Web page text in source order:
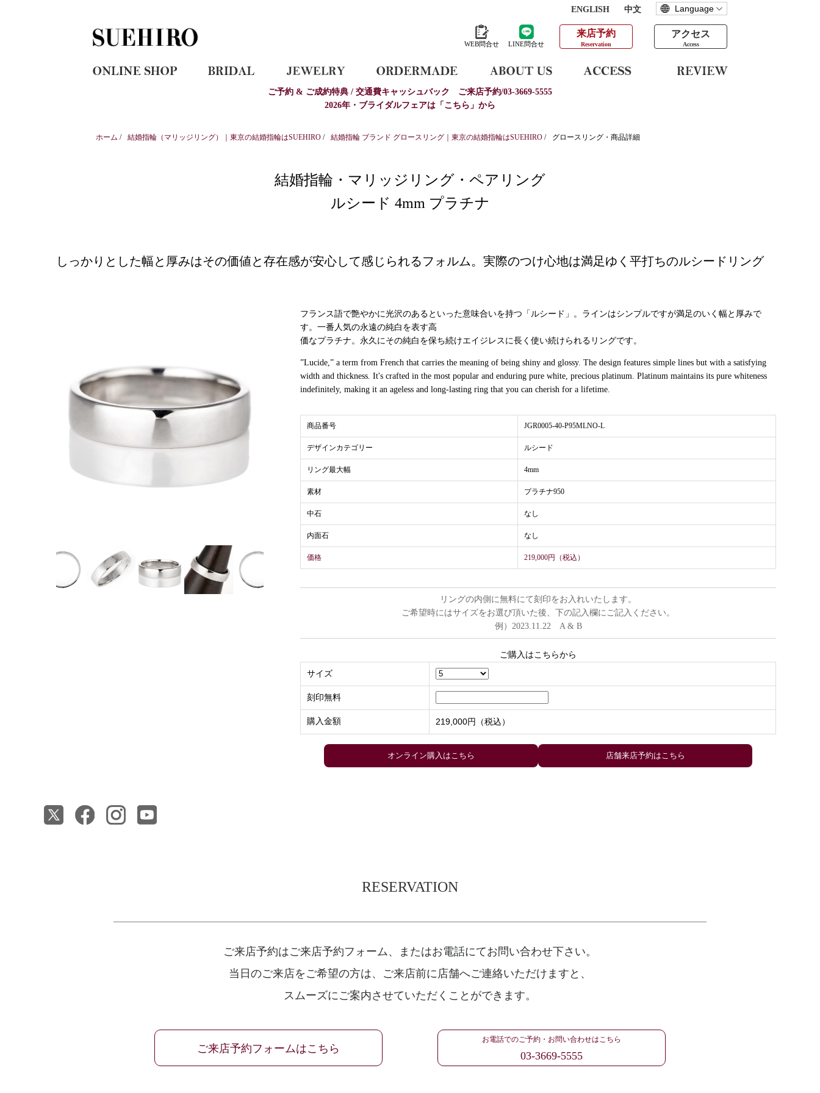
ENGLISH 中文
WEB問合せ LINE問合せ
来店予約
Reservation
アクセス
Access
ご予約 & ご成約特典 / 交通費キャッシュバック
ご来店予約/03-3669-5555
2026年・ブライダルフェアは「こちら」から
ホーム / 結婚指輪（マリッジリング）｜東京の結婚指輪はSUEHIRO / 結婚指輪 ブランド グロースリング｜東京の結婚指輪はSUEHIRO / グロースリング・商品詳細
結婚指輪・マリッジリング・ペアリング
ルシード 4mm プラチナ
しっかりとした幅と厚みはその価値と存在感が安心して感じられるフォルム。実際のつけ心地は満足ゆく平打ちのルシードリング
フランス語で艶やかに光沢のあるといった意味合いを持つ「ルシード」。ラインはシンプルですが満足のいく幅と厚みで
す。一番人気の永遠の純白を表す高
価なプラチナ。永久にその純白を保ち続けエイジレスに長く使い続けられるリングです。
”Lucide,” a term from French that carries the meaning of being shiny and glossy. The design features simple lines but with a satisfying
width and thickness. It's crafted in the most popular and enduring pure white, precious platinum. Platinum maintains its pure whiteness
indefinitely, making it an ageless and long-lasting ring that you can cherish for a lifetime.
商品番号 JGR0005-40-P95MLNO-L
デザインカテゴリー ルシード
リング最大幅 4mm
素材 プラチナ950
中石 なし
内面石 なし
価格 219,000円（税込）
リングの内側に無料にて刻印をお入れいたします。
ご希望時にはサイズをお選び頂いた後、下の記入欄にご記入ください。
例）2023.11.22 A & B
ご購入はこちらから
サイズ
刻印無料
購入金額 219,000円（税込）
店舗来店予約はこちら
RESERVATION
ご来店予約はご来店予約フォーム、
またはお電話にてお問い合わせ下さい。
当日のご来店をご希望の方は、 ご来店前に店舗へご連絡いただけますと、
スムーズにご案内させていただくことができます。
ご来店予約フォームはこちら
お電話でのご予約・お問い合わせはこちら
03-3669-5555